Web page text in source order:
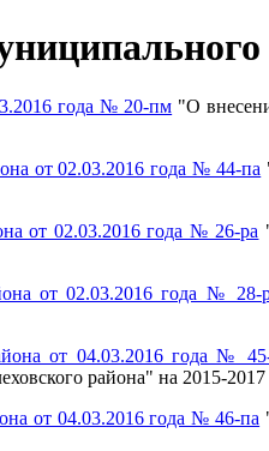
года № 20-пм "О
от 02.03.2016 года № 44-па
от 02.03.2016 года № 26-ра
от 02.03.2016 года № 28-
от 04.03.2016 года №
района" на 2015-
от 04.03.2016 года № 46-па